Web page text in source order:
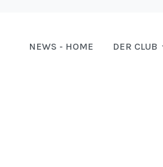
NEWS - HOME DER CLUB